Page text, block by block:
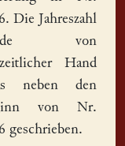
Die Jahreszahl
von
Hand
neben den
von Nr.
geschrieben.